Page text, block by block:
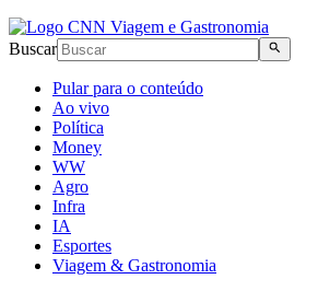
Buscar
Pular para o conteúdo
Ao vivo
Política
Money
WW
Agro
Infra
IA
Esportes
Viagem & Gastronomia